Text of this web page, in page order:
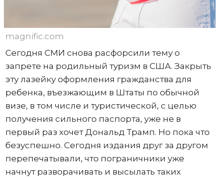
magnific.com
Сегодня СМИ снова расфорсили тему о
запрете на родильный туризм в США. Закрыть
эту лазейку оформления гражданства для
ребенка, въезжающим в Штаты по обычной
визе, в том числе и туристической, с целью
получения сильного паспорта, уже не в
первый раз хочет Дональд Трамп. Но пока что
безуспешно. Сегодня издания друг за другом
перепечатывали, что пограничники уже
начнут разворачивать и высылать таких